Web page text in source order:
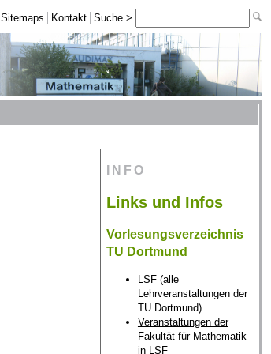
Sitemaps Kontakt Suche >
INFO
Links und Infos
Vorlesungsverzeichnis
TU Dortmund
LSF(alle
Lehrveranstaltungen der
TU Dortmund)
Veranstaltungen der
Fakultät für Mathematik
in LSF